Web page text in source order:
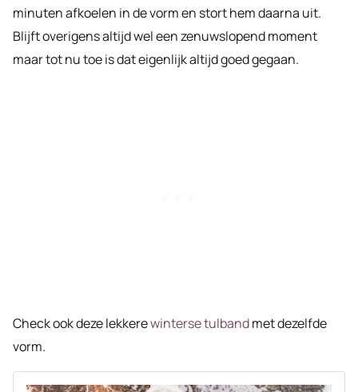
minuten afkoelen in de vorm en stort hem daarna uit.
Blijft overigens altijd wel een zenuwslopend moment
maar tot nu toe is dat eigenlijk altijd goed gegaan.
Check ook deze lekkerewinterse tulbandmet dezelfde
vorm.